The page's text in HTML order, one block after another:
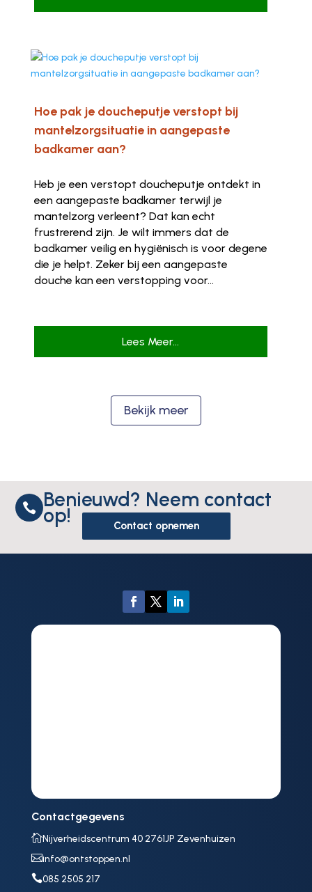
Hoe pak je doucheputje verstopt bij
mantelzorgsituatie in aangepaste
badkamer aan?
Heb je een verstopt doucheputje ontdekt in
een aangepaste badkamer terwijl je
mantelzorg verleent? Dat kan echt
frustrerend zijn. Je wilt immers dat de
badkamer veilig en hygiënisch is voor degene
die je helpt. Zeker bij een aangepaste
douche kan een verstopping voor...
Lees Meer...
Bekijk meer
 Benieuwd? Neem contact
op! Contact opnemen
Contactgegevens
Nijverheidscentrum 40 2761JP Zevenhuizen
info@ontstoppen.nl
085 2505 217